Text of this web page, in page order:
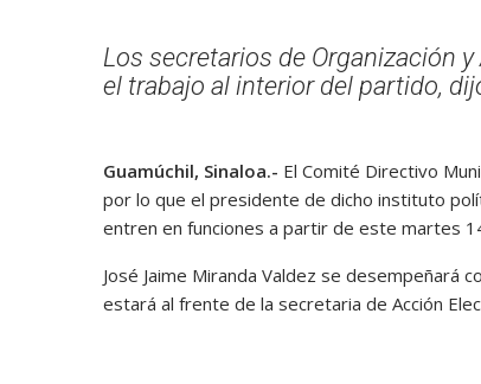
Los secretarios de Organización
el trabajo al interior del partido,
Guamúchil, Sinaloa.- El Comité Directivo
por lo que el presidente de dicho instituto
entren en funciones a partir de este martes
José Jaime Miranda Valdez se desempeñará
estará al frente de la secretaria de Acción